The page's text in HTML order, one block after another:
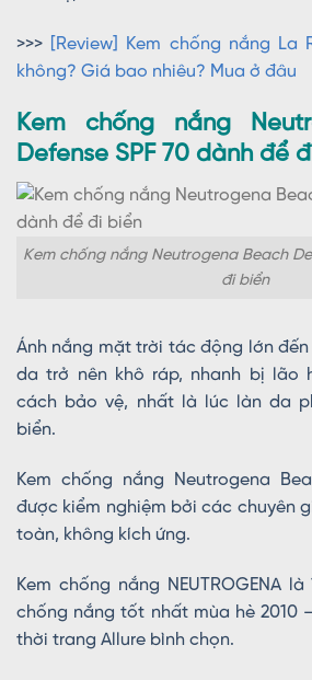
>>>
[Review] Kem chống nắng La
không? Giá bao nhiêu? Mua ở đâu
Kem chống nắng
Defense SPF 70 dành để
Kem chống nắng Neutrogena Beach
đi biển
Ánh nắng mặt trời tác động lớn
da trở nên khô ráp, nhanh bị lão
cách bảo vệ, nhất là lúc làn da
biển.
Kem chống nắng Neutrogena
được kiểm nghiệm bởi các chuyên
toàn, không kích ứng.
Kem chống nắng NEUTROGENA
chống nắng tốt nhất mùa hè 2010
thời trang Allure bình chọn.